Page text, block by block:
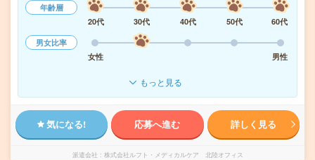
年齢層
20代
30代 40代 50代
60代
男女比率
女性
男性
もっと見る
気になる! 応募へ進む 詳しく見る
派遣会社 株式会社ルフト・メディカルケア 北陸オフィス